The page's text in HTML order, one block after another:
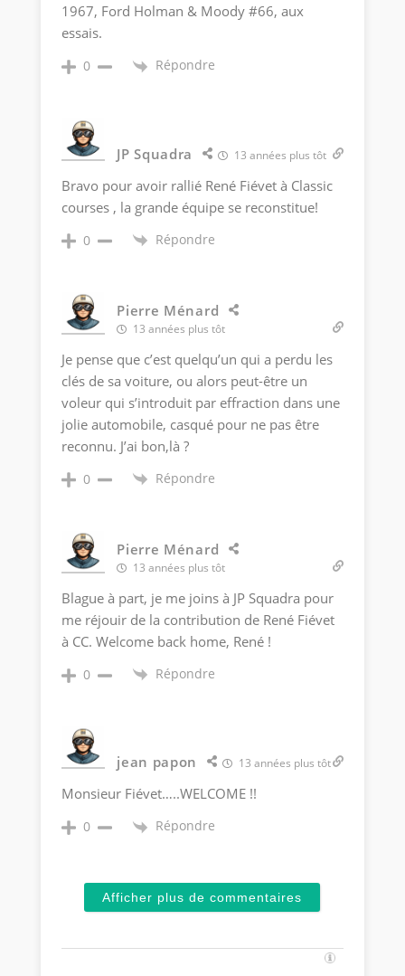
1967, Ford Holman & Moody #66, aux
essais.
0 Répondre
JP Squadra 13 années plus tôt
Bravo pour avoir rallié René Fiévet à Classic
courses , la grande équipe se reconstitue!
0 Répondre
Pierre Ménard
13 années plus tôt
Je pense que c’est quelqu’un qui a perdu les
clés de sa voiture, ou alors peut-être un
voleur qui s’introduit par effraction dans une
jolie automobile, casqué pour ne pas être
reconnu. J’ai bon,là ?
0 Répondre
Pierre Ménard
13 années plus tôt
Blague à part, je me joins à JP Squadra pour
me réjouir de la contribution de René Fiévet
à CC. Welcome back home, René !
0 Répondre
jean papon 13 années plus tôt
Monsieur Fiévet…..WELCOME !!
0 Répondre
Afficher plus de commentaires